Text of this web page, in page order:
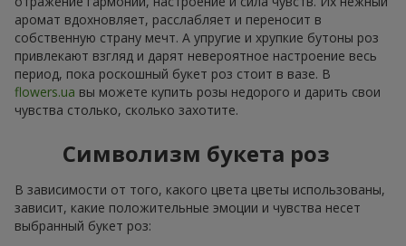
аромат вдохновляет, расслабляет и переносит в
собственную страну мечт. А упругие и хрупкие бутоны роз
привлекают взгляд и дарят невероятное настроение весь
период, пока роскошный букет роз стоит в вазе. В
flowers.ua вы можете купить розы недорого и дарить свои
чувства столько, сколько захотите.
Символизм букета роз
В зависимости от того, какого цвета цветы использованы,
зависит, какие положительные эмоции и чувства несет
выбранный букет роз: